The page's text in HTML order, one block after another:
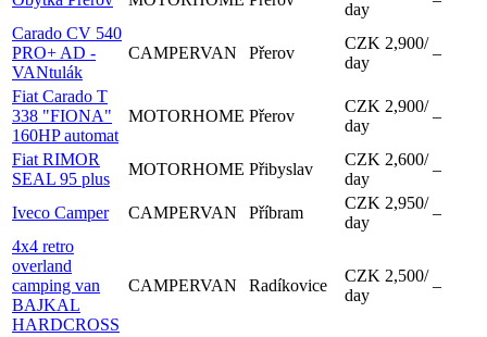
day
Carado CV 540
PRO+ AD -
VANtulák
CAMPERVAN Přerov
CZK 2,900/
day
–
Fiat Carado T
338 "FIONA"
160HP automat
MOTORHOME Přerov
CZK 2,900/
day
–
Fiat RIMOR
SEAL 95 plus
MOTORHOME Přibyslav
CZK 2,600/
day
–
Iveco Camper CAMPERVAN Příbram
CZK 2,950/
day
–
4x4 retro
overland
camping van
BAJKAL
HARDCROSS
CAMPERVAN Radíkovice
CZK 2,500/
day
–